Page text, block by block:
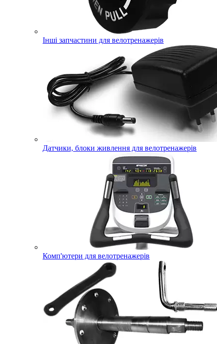
Інші запчастини для велотренажерів
Датчики, блоки живлення для велотренажерів
Комп'ютери для велотренажерів